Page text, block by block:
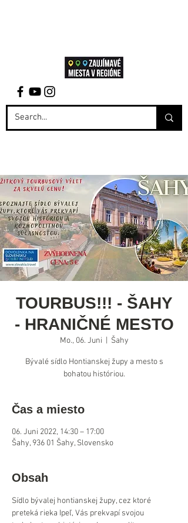
TOURBUS!!! - ŠAHY
- HRANIČNÉ MESTO
Mo., 06. Juni Šahy
Bývalé sídlo Hontianskej župy a mesto s
bohatou históriou.
Čas a miesto
06. Juni 2022, 14:30 – 17:00
Šahy, 936 01 Šahy, Slovensko
Obsah
Sídlo bývalej hontianskej župy, cez ktoré
preteká rieka Ipeľ, Vás prekvapí svojou